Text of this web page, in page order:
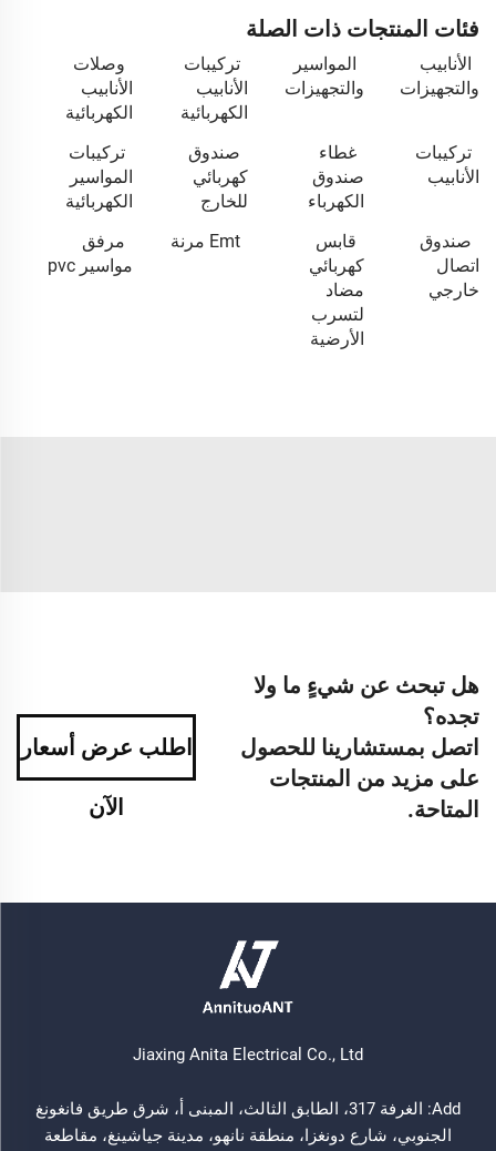
فئات المنتجات ذات الصلة
الأنابيب
والتجهيزات
المواسير
والتجهيزات
تركيبات
الأنابيب
الكهربائية
وصلات
الأنابيب
الكهربائية
تركيبات
الأنابيب
غطاء
صندوق
الكهرباء
صندوق
كهربائي
للخارج
تركيبات
المواسير
الكهربائية
صندوق
اتصال
خارجي
قابس
كهربائي
مضاد
لتسرب
الأرضية
Emt مرنة
مرفق
مواسير pvc
هل تبحث عن شيءٍ ما ولا
تجده؟
اتصل بمستشارينا للحصول
على مزيد من المنتجات
المتاحة.
اطلب عرض أسعار
الآن
Jiaxing Anita Electrical Co., Ltd
Add: الغرفة 317، الطابق الثالث، المبنى أ، شرق طريق فانغونغ
الجنوبي، شارع دونغزا، منطقة نانهو، مدينة جياشينغ، مقاطعة